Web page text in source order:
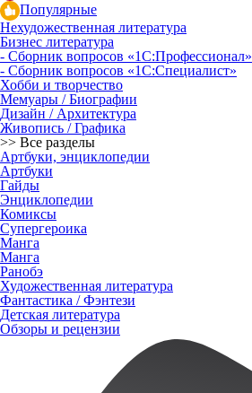
Популярные
Нехудожественная литература
Бизнес литература
- Сборник вопросов «1С:Профессионал»
- Сборник вопросов «1С:Специалист»
Хобби и творчество
Мемуары / Биографии
Дизайн / Архитектура
Живопись / Графика
>> Все разделы
Артбуки, энциклопедии
Артбуки
Гайды
Энциклопедии
Комиксы
Супергероика
Манга
Манга
Ранобэ
Художественная литература
Фантастика / Фэнтези
Детская литература
Обзоры и рецензии